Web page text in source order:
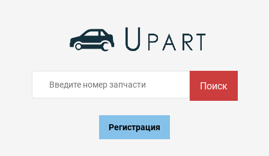
Поиск
Регистрация